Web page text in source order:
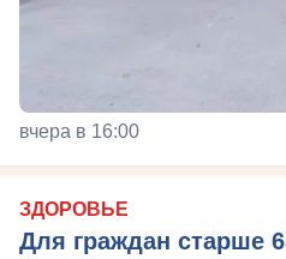
вчера в 16:00
ЗДОРОВЬЕ
Для граждан старше